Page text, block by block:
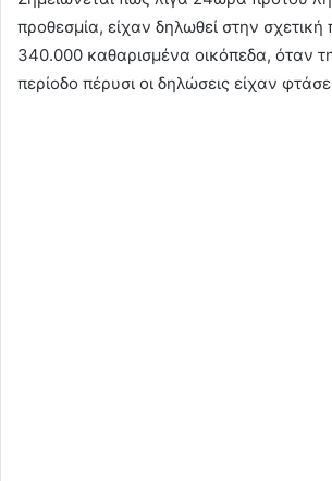
προθεσμία, είχαν δηλωθεί στην
340.000 καθαρισμένα οικόπεδα, όταν
περίοδο πέρυσι οι δηλώσεις είχαν